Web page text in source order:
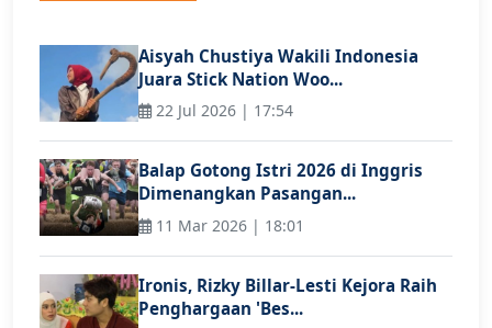
Aisyah Chustiya Wakili Indonesia
Juara Stick Nation Woo...
22 Jul 2026 | 17:54
Balap Gotong Istri 2026 di Inggris
Dimenangkan Pasangan...
11 Mar 2026 | 18:01
Ironis, Rizky Billar-Lesti Kejora Raih
Penghargaan 'Bes...